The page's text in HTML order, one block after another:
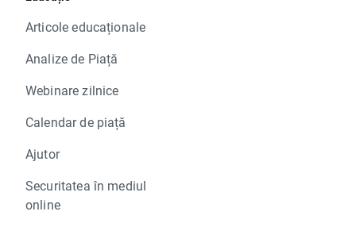
Articole educaționale
Analize de Piață
Webinare zilnice
Calendar de piață
Ajutor
Securitatea în mediul
online